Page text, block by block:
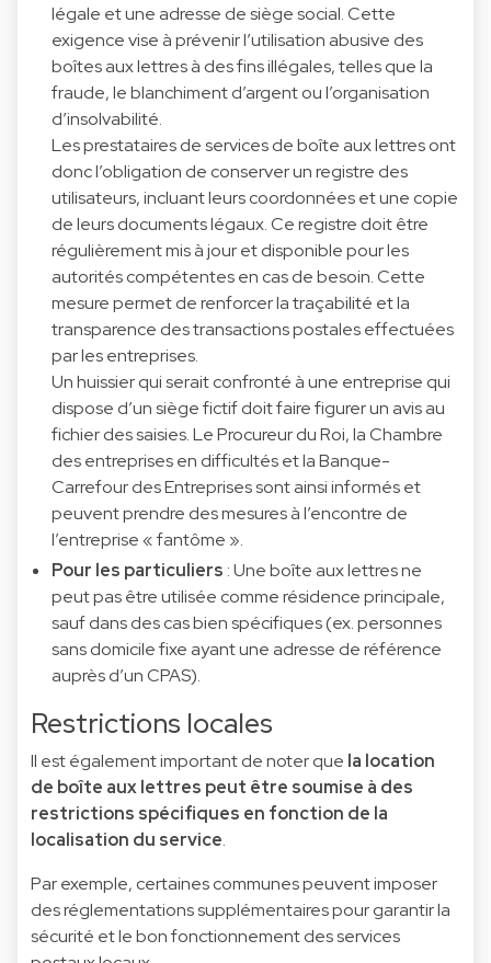
légale et une adresse de siège social. Cette
exigence vise à prévenir l’utilisation abusive des
boîtes aux lettres à des fins illégales, telles que la
fraude, le blanchiment d’argent ou l’organisation
d’insolvabilité.
Les prestataires de services de boîte aux lettres ont
donc l’obligation de conserver un registre des
utilisateurs, incluant leurs coordonnées et une copie
de leurs documents légaux. Ce registre doit être
régulièrement mis à jour et disponible pour les
autorités compétentes en cas de besoin. Cette
mesure permet de renforcer la traçabilité et la
transparence des transactions postales effectuées
par les entreprises.
Un huissier qui serait confronté à une entreprise qui
dispose d’un siège fictif doit faire figurer un avis au
fichier des saisies. Le Procureur du Roi, la Chambre
des entreprises en difficultés et la Banque-
Carrefour des Entreprises sont ainsi informés et
peuvent prendre des mesures à l’encontre de
l’entreprise « fantôme ».
Pour les particuliers : Une boîte aux lettres ne
peut pas être utilisée comme résidence principale,
sauf dans des cas bien spécifiques (ex. personnes
sans domicile fixe ayant une adresse de référence
auprès d’un CPAS).
Restrictions locales
Il est également important de noter que la location
de boîte aux lettres peut être soumise à des
restrictions spécifiques en fonction de la
localisation du service.
Par exemple, certaines communes peuvent imposer
des réglementations supplémentaires pour garantir la
sécurité et le bon fonctionnement des services